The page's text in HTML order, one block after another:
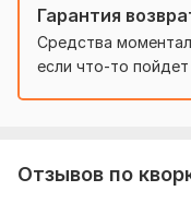
Гарантия
Средства
если что-то пойдет
Отзывов по